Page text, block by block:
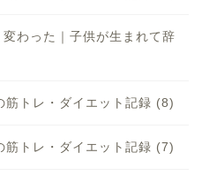
わった｜子供が生まれて辞
筋トレ・ダイエット記録 (8)
筋トレ・ダイエット記録 (7)